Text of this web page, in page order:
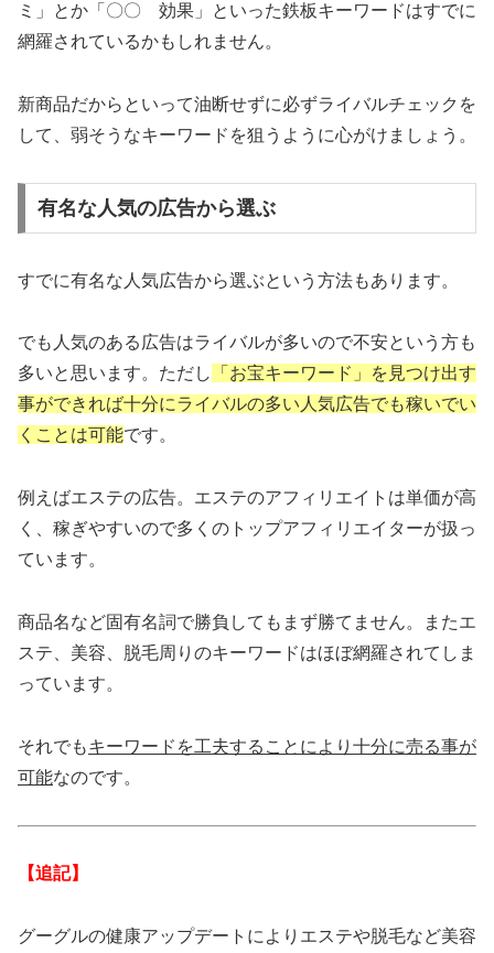
ミ」とか「〇〇 効果」といった鉄板キーワードはすでに
網羅されているかもしれません。
新商品だからといって油断せずに必ずライバルチェックを
して、弱そうなキーワードを狙うように心がけましょう。
有名な人気の広告から選ぶ
すでに有名な人気広告から選ぶという方法もあります。
でも人気のある広告はライバルが多いので不安という方も
多いと思います。ただし
「お宝キーワード」を見つけ出す
事ができれば十分にライバルの多い人気広告でも稼いでい
くことは可能です。
例えばエステの広告。エステのアフィリエイトは単価が高
く、稼ぎやすいので多くのトップアフィリエイターが扱っ
ています。
商品名など固有名詞で勝負してもまず勝てません。またエ
ステ、美容、脱毛周りのキーワードはほぼ網羅されてしま
っています。
それでもキーワードを工夫することにより十分に売る事が
可能なのです。
【追記】
グーグルの健康アップデートによりエステや脱毛など美容